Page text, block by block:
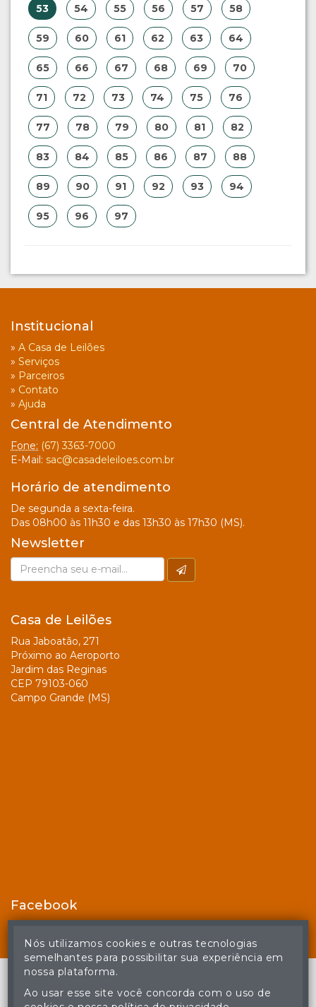
53 54 55 56 57 58
59 60 61 62 63 64
65 66 67 68 69 70
71 72 73 74 75 76
77 78 79 80 81 82
83 84 85 86 87 88
89 90 91 92 93 94
95 96 97
Institucional
» A Casa de Leilões
» Serviços
» Parceiros
» Contato
» Ajuda
Central de Atendimento
Fone: (67) 3363-7000
E-Mail: sac@casadeleiloes.com.br
Horário de atendimento
De segunda a sexta-feira.
Das 08h00 às 11h30 e das 13h30 às 17h30 (MS).
Newsletter
Casa de Leilões
Rua Jaboatão, 271
Próximo ao Aeroporto
Jardim das Reginas
CEP 79103-060
Campo Grande (MS)
Facebook
Nós utilizamos cookies e outras tecnologias
semelhantes para possibilitar sua experiência em
nossa plataforma.
Ao usar esse site você concorda com o uso de